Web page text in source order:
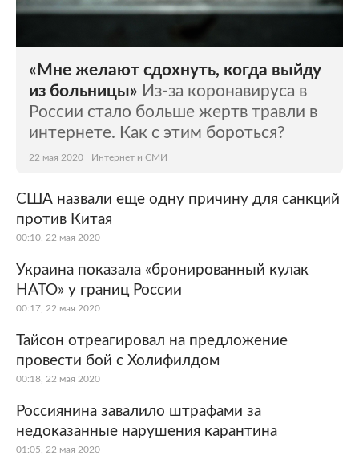
«Мне желают сдохнуть, когда выйду
из больницы» Из-за коронавируса в
России стало больше жертв травли в
интернете. Как с этим бороться?
22 мая 2020 Интернет и СМИ
США назвали еще одну причину для санкций
против Китая
00:10, 22 мая 2020
Украина показала «бронированный кулак
НАТО» у границ России
00:17, 22 мая 2020
Тайсон отреагировал на предложение
провести бой с Холифилдом
00:18, 22 мая 2020
Россиянина завалило штрафами за
недоказанные нарушения карантина
01:05, 22 мая 2020